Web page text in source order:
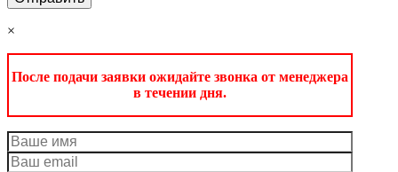
×
После подачи заявки ожидайте звонка от менеджера
в течении дня.